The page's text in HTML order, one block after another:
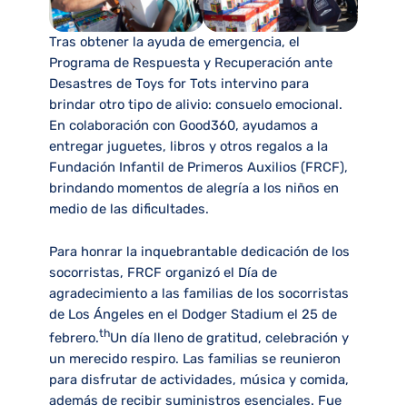
Tras obtener la ayuda de emergencia, el
Programa de Respuesta y Recuperación ante
Desastres de Toys for Tots intervino para
brindar otro tipo de alivio: consuelo emocional.
En colaboración con Good360, ayudamos a
entregar juguetes, libros y otros regalos a la
Fundación Infantil de Primeros Auxilios (FRCF),
brindando momentos de alegría a los niños en
medio de las dificultades.
Para honrar la inquebrantable dedicación de los
socorristas, FRCF organizó el Día de
agradecimiento a las familias de los socorristas
de Los Ángeles en el Dodger Stadium el 25 de
febrero.thUn día lleno de gratitud, celebración y
un merecido respiro. Las familias se reunieron
para disfrutar de actividades, música y comida,
además de recibir suministros esenciales. Fue